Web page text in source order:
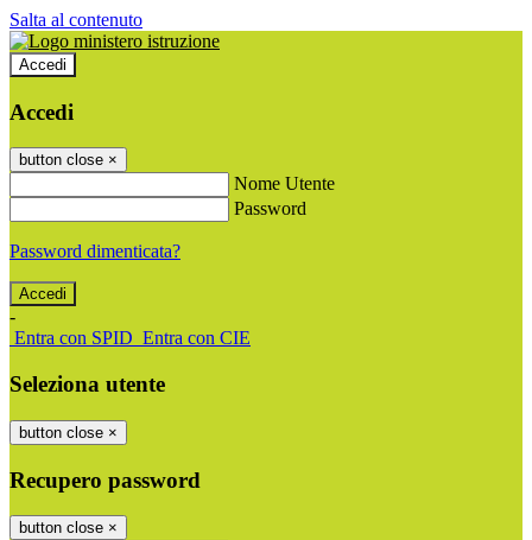
Salta al contenuto
Accedi
Accedi
button close ×
Nome Utente
Password
Password dimenticata?
-
Entra con SPID Entra con CIE
Seleziona utente
button close ×
Recupero password
button close ×